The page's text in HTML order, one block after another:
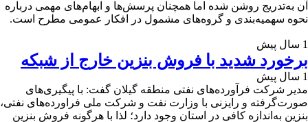
آن به‌تدریج روشن شده اما همچنان پرسش‌ها و ابهام‌های مهمی درباره
نحوه سهمیه‌بندی و گروه‌های مشمول در افکار عمومی مطرح است.
1 سال پیش
برخورد شدید با فروش بنزین خارج از شبکه
1 سال پیش
مدیر شرکت فرآورده‌های نفتی منطقه گیلان گفت: با پیگیری‌های
صورت‌گرفته و رایزنی با وزارت نفت و شرکت ملی فراورده‌های نفتی،
بنزین به‌اندازه کافی در استان وجود دارد؛ لذا با هرگونه فروش بنزین